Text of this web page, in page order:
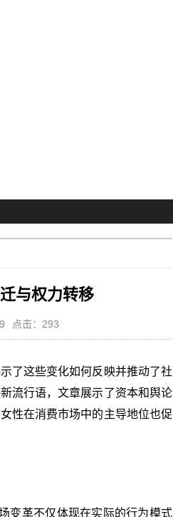
与权力转移
点击：293
了这些变化如何反映并推动了社
流行语，文章展示了资本和舆论
性在消费市场中的主导地位也促
革不仅体现在实际的行为模式